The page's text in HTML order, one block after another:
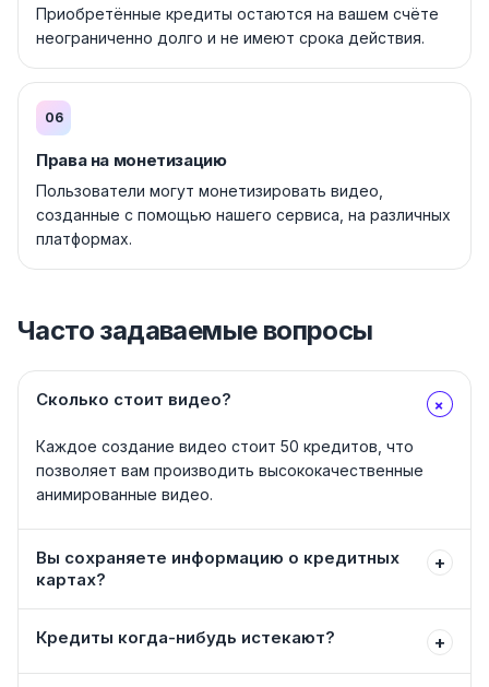
Приобретённые кредиты остаются на вашем счёте
неограниченно долго и не имеют срока действия.
06
Права на монетизацию
Пользователи могут монетизировать видео,
созданные с помощью нашего сервиса, на различных
платформах.
Часто задаваемые вопросы
Сколько стоит видео? +
Каждое создание видео стоит 50 кредитов, что
позволяет вам производить высококачественные
анимированные видео.
Вы сохраняете информацию о кредитных
картах?
+
Кредиты когда-нибудь истекают? +